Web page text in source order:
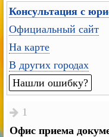
Консультация с
Официальный сайт
На карте
В других городах
Нашли ошибку?
1
Офис приема